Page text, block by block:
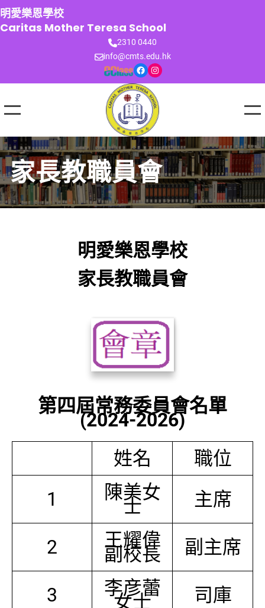
跳
至
主
明愛樂恩學校
Caritas Mother Teresa School
2310 0440
info@cmts.edu.hk
Facebook Instagram
家長教職員會
明愛樂恩學校
家長教職員會
第四屆常務委員會名單
(2024-2026)
姓名
職位
1
陳美女
士 主席
2 王耀偉
副校長 副主席
3 李彦蕾
女士 司庫